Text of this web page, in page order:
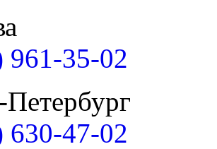
961-35-02
Петербург
630-47-02